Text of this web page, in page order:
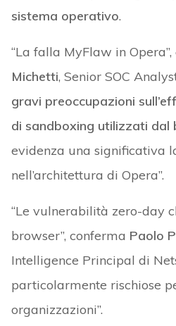
sistema operativo.
“La falla MyFlaw in
Michetti, Senior SOC
gravi preoccupazioni
di sandboxing utilizzati dal
evidenza una significativa
nell’architettura di Opera”.
“Le vulnerabilità zero-day
browser”, conferma Paolo
Intelligence Principal di
particolarmente rischiose
organizzazioni”.